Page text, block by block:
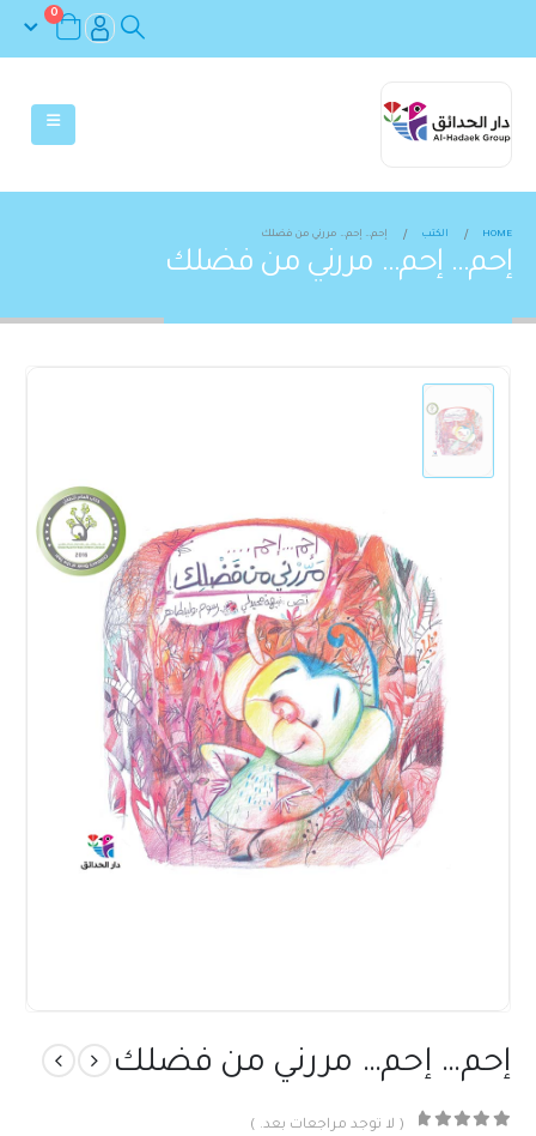
0
HOME الكتب إحم… إحم… مررني من فضلك
إحم… إحم… مررني من فضلك
إحم… إحم… مررني من فضلك
( لا توجد مراجعات بعد. )